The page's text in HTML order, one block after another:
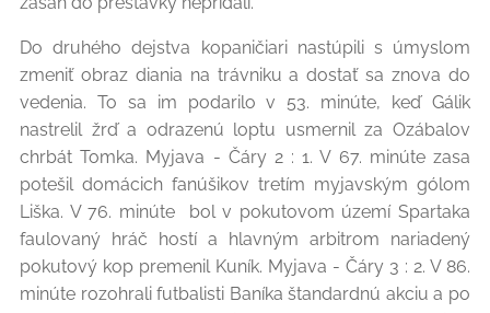
Do druhého dejstva kopaničiari nastúpili s úmyslom
zmeniť obraz diania na trávniku a dostať sa znova do
vedenia. To sa im podarilo v 53. minúte, keď Gálik
nastrelil žrď a odrazenú loptu usmernil za Ozábalov
chrbát Tomka. Myjava - Čáry 2 : 1. V 67. minúte zasa
potešil domácich fanúšikov tretím myjavským gólom
Liška. V 76. minúte bol v pokutovom území Spartaka
faulovaný hráč hostí a hlavným arbitrom nariadený
pokutový kop premenil Kuník. Myjava - Čáry 3 : 2. V 86.
minúte rozohrali futbalisti Baníka štandardnú akciu a po